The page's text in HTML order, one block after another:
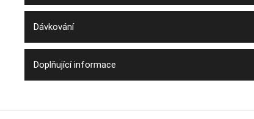
Dávkování
Doplňující informace